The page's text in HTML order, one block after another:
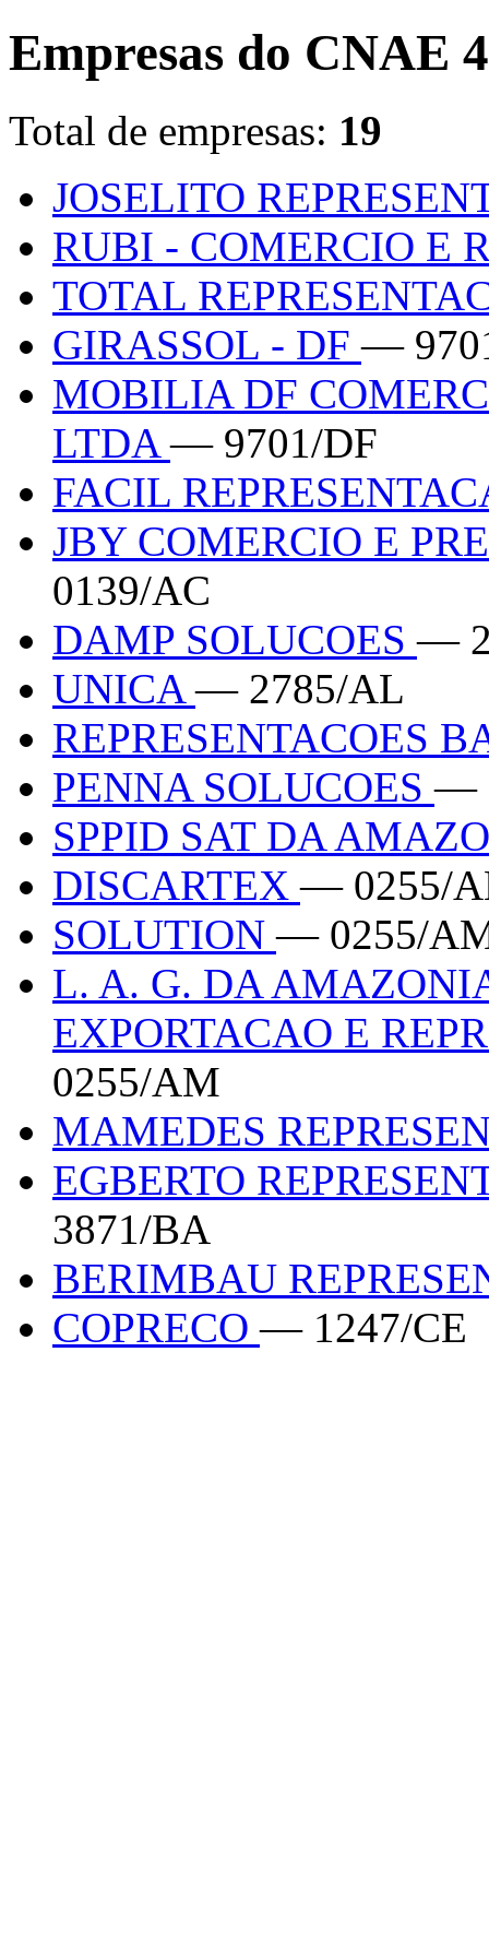
Empresas do CNAE
Total de empresas: 19
JOSELITO
RUBI - COMERCIO E
TOTAL
GIRASSOL - DF—
MOBILIA DF
LTDA— 9701/DF
FACIL
JBY COMERCIO E
0139/AC
DAMP SOLUCOES—
UNICA— 2785/AL
REPRESENTACOES
PENNA SOLUCOES—
SPPID SAT DA
DISCARTEX— 0255/
SOLUTION— 0255/
L. A. G. DA
EXPORTACAO E
0255/AM
MAMEDES
EGBERTO
3871/BA
BERIMBAU
COPRECO— 1247/CE